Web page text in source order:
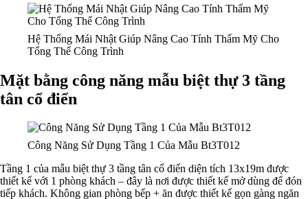
Hệ Thống Mái Nhật Giúp Nâng Cao Tính Thẩm Mỹ Cho
Tổng Thể Công Trình
Mặt bằng công năng mẫu biệt thự 3 tầng
tân cổ điển
Công Năng Sử Dụng Tầng 1 Của Mẫu Bt3T012
Tầng 1 của mẫu biệt thự 3 tầng tân cổ điển diện tích 13x19m được
thiết kế với 1 phòng khách – đây là nơi được thiết kế mở dùng để đón
tiếp khách. Không gian phòng bếp + ăn được thiết kế gọn gàng ngăn